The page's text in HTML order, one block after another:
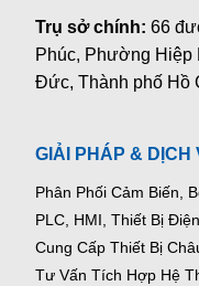
Trụ sở chính:66
Phúc, Phường Hiệp
Đức, Thành phố Hồ
GIẢI PHÁP & DỊCH
Phân Phối Cảm Biến,
PLC, HMI, Thiết Bị Điện.
Cung Cấp Thiết Bị
Tư Vấn Tích Hợp Hệ